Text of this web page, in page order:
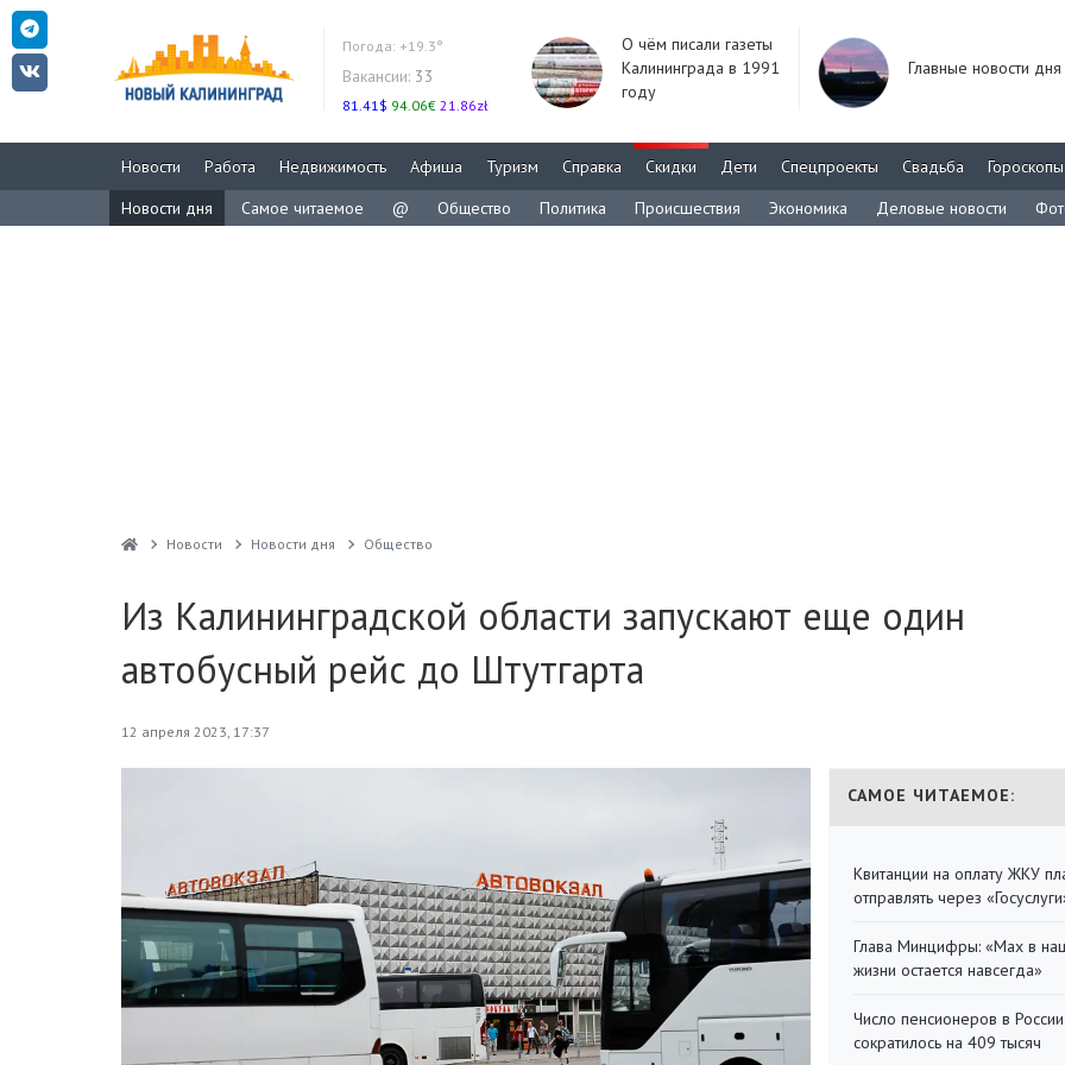
Погода: +19.3°
Вакансии: 33
81.41$ 94.06€ 21.86zł
О чём писали газеты
Калининграда в 1991
году
Главные новости дня
Новости Работа Недвижимость Афиша Туризм Справка Скидки Дети Спецпроекты Свадьба
Гороскопы
Новости дня
Самое читаемое @ Общество Политика Происшествия Экономика Деловые новости
Новости Новости дня Общество
Из Калининградской области запускают еще один
автобусный рейс до Штутгарта
12 апреля 2023, 17:37
САМОЕ ЧИТАЕМОЕ:
Квитанции на оплату ЖКУ
отправлять через
Глава Минцифры: «Мах в
жизни остается навсегда»
Число пенсионеров в
сократилось на 409 тысяч